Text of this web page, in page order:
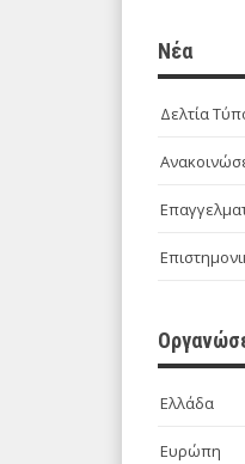
Νέα
Δελτία
Ελλάδα
Ευρώπη